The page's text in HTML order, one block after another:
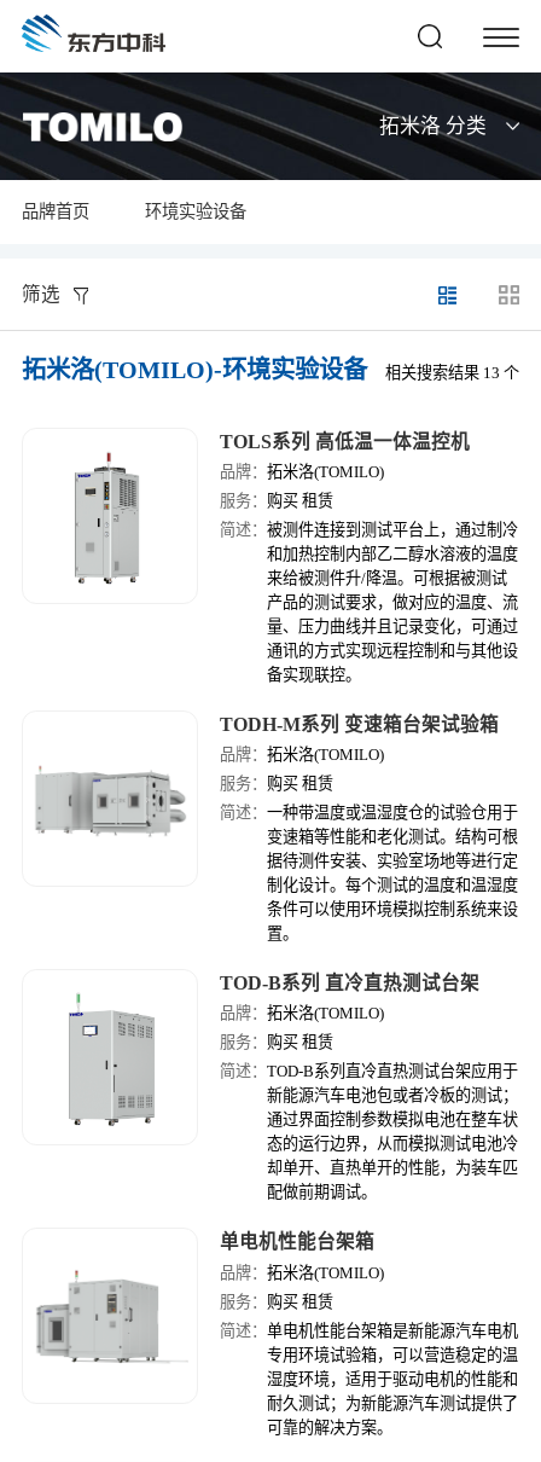
拓米洛 分类
品牌首页 环境实验设备
筛选
拓米洛(TOMILO)-环境实验设备 相关搜索结果 13 个
TOLS系列 高低温一体温控机
品牌：拓米洛(TOMILO)
服务： 购买 租赁
简述：被测件连接到测试平台上，通过制冷
和加热控制内部乙二醇水溶液的温度
来给被测件升/降温。可根据被测试
产品的测试要求，做对应的温度、流
量、压力曲线并且记录变化，可通过
通讯的方式实现远程控制和与其他设
备实现联控。
TODH-M系列 变速箱台架试验箱
品牌：拓米洛(TOMILO)
服务： 购买 租赁
简述：一种带温度或温湿度仓的试验仓用于
变速箱等性能和老化测试。结构可根
据待测件安装、实验室场地等进行定
制化设计。每个测试的温度和温湿度
条件可以使用环境模拟控制系统来设
置。
TOD-B系列 直冷直热测试台架
品牌：拓米洛(TOMILO)
服务： 购买 租赁
简述：TOD-B系列直冷直热测试台架应用于
新能源汽车电池包或者冷板的测试；
通过界面控制参数模拟电池在整车状
态的运行边界，从而模拟测试电池冷
却单开、直热单开的性能，为装车匹
配做前期调试。
单电机性能台架箱
品牌：拓米洛(TOMILO)
服务： 购买 租赁
简述：单电机性能台架箱是新能源汽车电机
专用环境试验箱，可以营造稳定的温
湿度环境，适用于驱动电机的性能和
耐久测试；为新能源汽车测试提供了
可靠的解决方案。